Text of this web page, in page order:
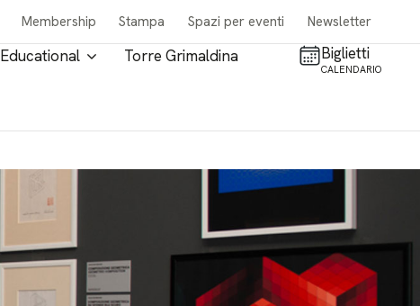
Membership Stampa Spazi per eventi Newsletter
Educational Torre Grimaldina Biglietti
CALENDARIO